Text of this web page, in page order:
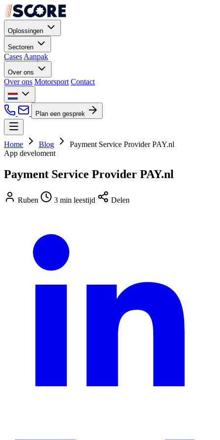
Oplossingen
Sectoren
Cases Aanpak
Over ons
Over ons Motorsport Contact
Plan een gesprek
Home Blog
Payment Service Provider PAY.nl
App develoment
Payment Service Provider PAY.nl
Ruben 3 min leestijd Delen